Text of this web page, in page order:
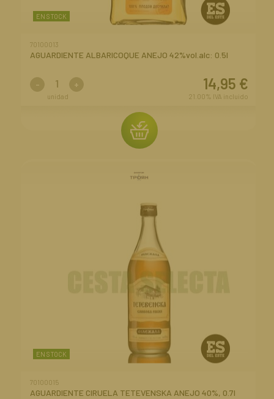
EN STOCK
70100013
AGUARDIENTE ALBARICOQUE ANEJO 42%vol.alc: 0.5l
14,95 €
21.00% IVA incluido
- +
unidad
EN STOCK
70100015
AGUARDIENTE CIRUELA TETEVENSKA ANEJO 40%, 0.7l